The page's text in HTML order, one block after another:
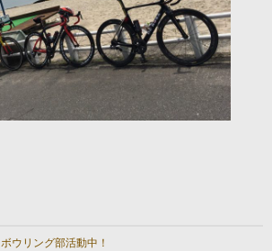
ボウリング部活動中！